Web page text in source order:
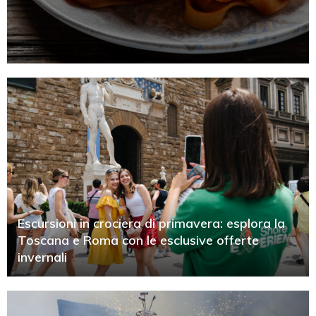
Escursioni in crociera di primavera: esplora la
Toscana e Roma con le esclusive offerte
invernali